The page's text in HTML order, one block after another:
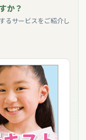
か？
るサービスをご紹介し